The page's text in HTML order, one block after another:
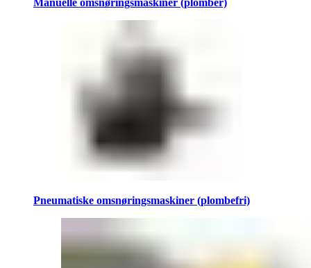
Manuelle omsnøringsmaskiner (plomber)
Pneumatiske omsnøringsmaskiner (plombefri)